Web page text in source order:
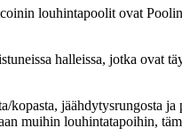
louhintapoolit ovat
halleissa, jotka ovat
jäähdytysrungosta ja
muihin louhintatapoihin,